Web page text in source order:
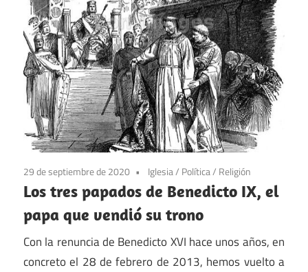
29 de septiembre de 2020 Iglesia/ Política/ Religión
Los tres papados de Benedicto IX, el
papa que vendió su trono
Con la renuncia de Benedicto XVI hace unos años, en
concreto el 28 de febrero de 2013, hemos vuelto a